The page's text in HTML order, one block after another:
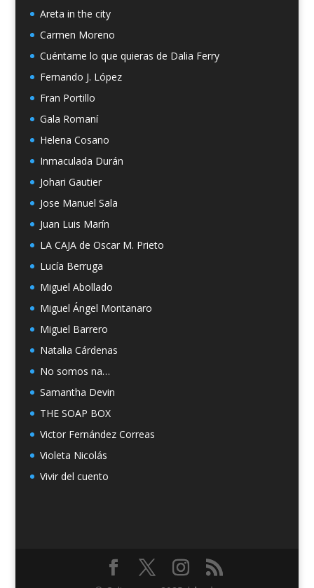
Areta in the city
Carmen Moreno
Cuéntame lo que quieras de Dalia Ferry
Fernando J. López
Fran Portillo
Gala Romaní
Helena Cosano
Inmaculada Durán
Johari Gautier
Jose Manuel Sala
Juan Luis Marín
LA CAJA de Oscar M. Prieto
Lucía Berruga
Miguel Abollado
Miguel Ángel Montanaro
Miguel Barrero
Natalia Cárdenas
No somos na…
Samantha Devin
THE SOAP BOX
Victor Fernández Correas
Violeta Nicolás
Vivir del cuento